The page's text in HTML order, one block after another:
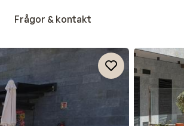
Frågor & kontakt